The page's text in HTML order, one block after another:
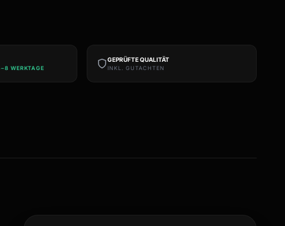
WERKTAGE
GEPRÜFTE QUALITÄT
INKL. GUTACHTEN